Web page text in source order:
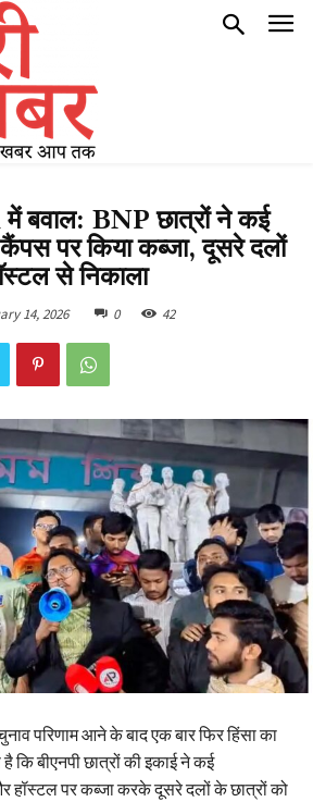
बवाल: BNP छात्रों ने कई
कैंपस पर किया कब्जा, दूसरे दलों
से निकाला
14, 2026 0 42
परिणाम आने के बाद एक बार फिर हिंसा का
कि बीएनपी छात्रों की इकाई ने कई
हॉस्टल पर कब्जा करके दूसरे दलों के छात्रों को